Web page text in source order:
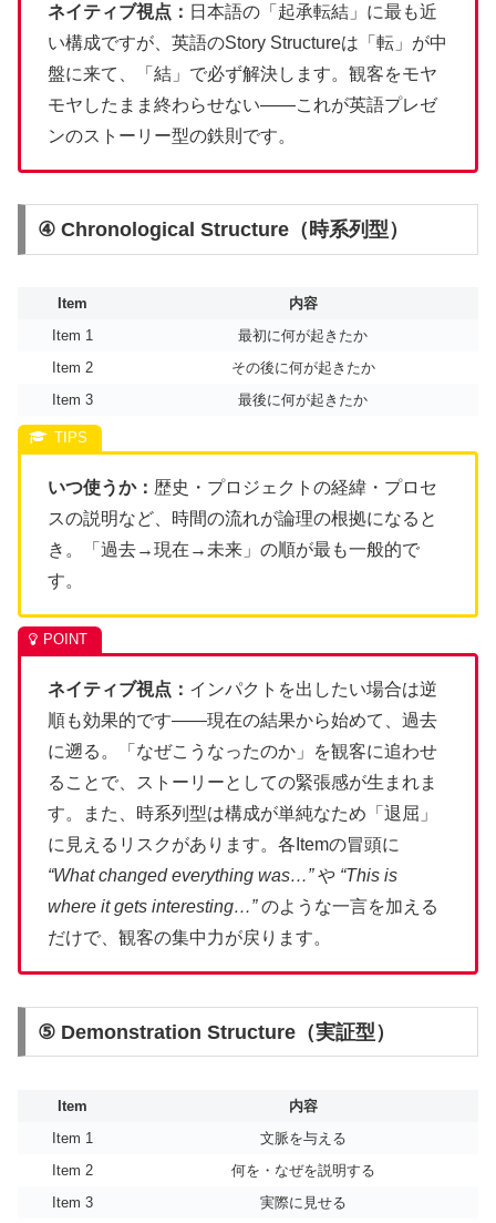
ネイティブ視点： 日本語の「起承転結」に最も近
い構成ですが、英語のStory Structureは「転」が中
盤に来て、「結」で必ず解決します。観客をモヤ
モヤしたまま終わらせない——これが英語プレゼ
ンのストーリー型の鉄則です。
④ Chronological Structure（時系列型）
Item
内容
Item 1
最初に何が起きたか
Item 2
その後に何が起きたか
Item 3
最後に何が起きたか
いつ使うか： 歴史・プロジェクトの経緯・プロセ
スの説明など、時間の流れが論理の根拠になると
き。「過去→現在→未来」の順が最も一般的で
す。
ネイティブ視点： インパクトを出したい場合は逆
順も効果的です——現在の結果から始めて、過去
に遡る。「なぜこうなったのか」を観客に追わせ
ることで、ストーリーとしての緊張感が生まれま
す。また、時系列型は構成が単純なため「退屈」
に見えるリスクがあります。各Itemの冒頭に
“What changed everything was…”や “This is
where it gets interesting…”のような一言を加える
だけで、観客の集中力が戻ります。
⑤ Demonstration Structure（実証型）
Item
内容
Item 1
文脈を与える
Item 2
何を・なぜを説明する
Item 3
実際に見せる